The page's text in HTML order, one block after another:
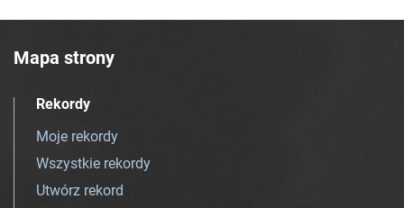
Mapa strony
Rekordy
Moje rekordy
Wszystkie rekordy
Utwórz rekord